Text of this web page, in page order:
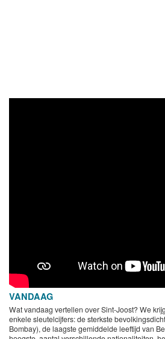
VANDAAG
Wat vandaag vertellen over Sint-Joost? We
enkele sleutelcijfers: de sterkste
Bombay), de laagste gemiddelde leeftijd van